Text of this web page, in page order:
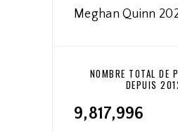
Meghan Quinn
NOMBRE TOTAL DE
DEPUIS
9,817,996